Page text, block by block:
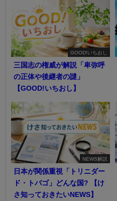
GOOD!いちおし
三国志の権威が解説「卑弥呼
の正体や後継者の謎」
【GOOD!いちおし】
NEWS解説
日本が関係重視「トリニダー
ド・トバゴ」どんな国? 【け
さ知っておきたいNEWS】